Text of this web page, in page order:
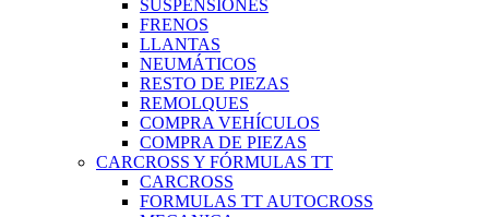
SUSPENSIONES
FRENOS
LLANTAS
NEUMÁTICOS
RESTO DE PIEZAS
REMOLQUES
COMPRA VEHÍCULOS
COMPRA DE PIEZAS
CARCROSS Y FÓRMULAS TT
CARCROSS
FORMULAS TT AUTOCROSS